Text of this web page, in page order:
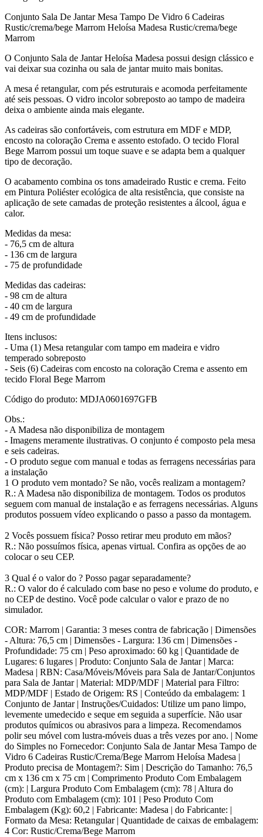
Conjunto Sala De Jantar Mesa Tampo De Vidro 6 Cadeiras
Rustic/crema/bege Marrom Heloísa Madesa Rustic/crema/bege
Marrom
O Conjunto Sala de Jantar Heloísa Madesa possui design clássico e
vai deixar sua cozinha ou sala de jantar muito mais bonitas.
A mesa é retangular, com pés estruturais e acomoda perfeitamente
até seis pessoas. O vidro incolor sobreposto ao tampo de madeira
deixa o ambiente ainda mais elegante.
As cadeiras são confortáveis, com estrutura em MDF e MDP,
encosto na coloração Crema e assento estofado. O tecido Floral
Bege Marrom possui um toque suave e se adapta bem a qualquer
tipo de decoração.
O acabamento combina os tons amadeirado Rustic e crema. Feito
em Pintura Poliéster ecológica de alta resistência, que consiste na
aplicação de sete camadas de proteção resistentes a álcool, água e
calor.
Medidas da mesa:
- 76,5 cm de altura
- 136 cm de largura
- 75 de profundidade
Medidas das cadeiras:
- 98 cm de altura
- 40 cm de largura
- 49 cm de profundidade
Itens inclusos:
- Uma (1) Mesa retangular com tampo em madeira e vidro
temperado sobreposto
- Seis (6) Cadeiras com encosto na coloração Crema e assento em
tecido Floral Bege Marrom
Código do produto: MDJA0601697GFB
Obs.:
- A Madesa não disponibiliza de montagem
- Imagens meramente ilustrativas. O conjunto é composto pela mesa
e seis cadeiras.
- O produto segue com manual e todas as ferragens necessárias para
a instalação
1 O produto vem montado? Se não, vocês realizam a montagem?
R.: A Madesa não disponibiliza de montagem. Todos os produtos
seguem com manual de instalação e as ferragens necessárias. Alguns
produtos possuem vídeo explicando o passo a passo da montagem.
2 Vocês possuem física? Posso retirar meu produto em mãos?
R.: Não possuímos física, apenas virtual. Confira as opções de ao
colocar o seu CEP.
3 Qual é o valor do ? Posso pagar separadamente?
R.: O valor do é calculado com base no peso e volume do produto, e
no CEP de destino. Você pode calcular o valor e prazo de no
simulador.
COR: Marrom | Garantia: 3 meses contra de fabricação | Dimensões
- Altura: 76,5 cm | Dimensões - Largura: 136 cm | Dimensões -
Profundidade: 75 cm | Peso aproximado: 60 kg | Quantidade de
Lugares: 6 lugares | Produto: Conjunto Sala de Jantar | Marca:
Madesa | RBN: Casa/Móveis/Móveis para Sala de Jantar/Conjuntos
para Sala de Jantar | Material: MDP/MDF | Material para Filtro:
MDP/MDF | Estado de Origem: RS | Conteúdo da embalagem: 1
Conjunto de Jantar | Instruções/Cuidados: Utilize um pano limpo,
levemente umedecido e seque em seguida a superfície. Não usar
produtos químicos ou abrasivos para a limpeza. Recomendamos
polir seu móvel com lustra-móveis duas a três vezes por ano. | Nome
do Simples no Fornecedor: Conjunto Sala de Jantar Mesa Tampo de
Vidro 6 Cadeiras Rustic/Crema/Bege Marrom Heloísa Madesa |
Produto precisa de Montagem?: Sim | Descrição do Tamanho: 76,5
cm x 136 cm x 75 cm | Comprimento Produto Com Embalagem
(cm): | Largura Produto Com Embalagem (cm): 78 | Altura do
Produto com Embalagem (cm): 101 | Peso Produto Com
Embalagem (Kg): 60,2 | Fabricante: Madesa | do Fabricante: |
Formato da Mesa: Retangular | Quantidade de caixas de embalagem:
4 Cor: Rustic/Crema/Bege Marrom